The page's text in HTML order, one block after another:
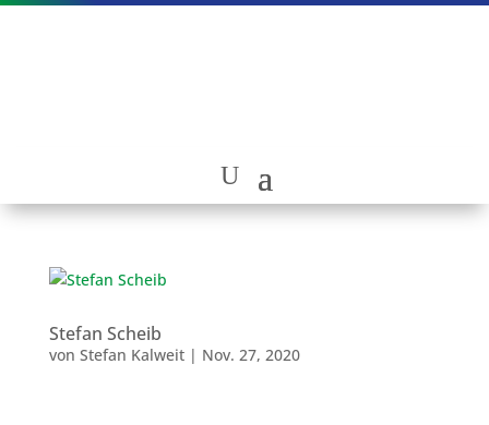
Stefan Scheib
von Stefan Kalweit| Nov. 27, 2020